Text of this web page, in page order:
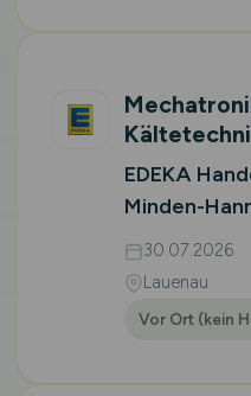
EDEKA
Minden-
30.07.2026
Lauenau
Vor Ort (kein